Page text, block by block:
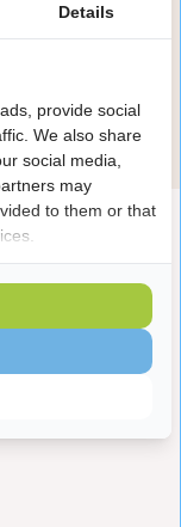
ons aan
Details
provide social
We also share
social media,
may
to them or that